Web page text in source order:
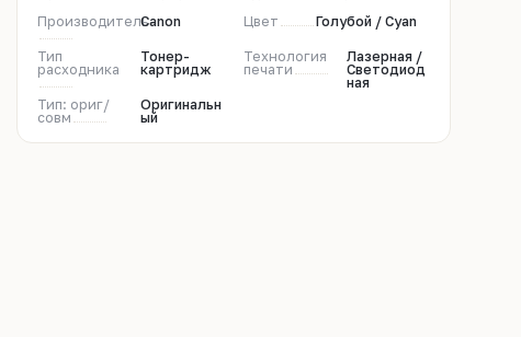
ПроизводительCanon Цвет Голубой / Cyan
Тип
расходника
Тонер-
картридж
Технология
печати
Лазерная /
Светодиод
ная
Тип: ориг/
совм
Оригинальн
ый